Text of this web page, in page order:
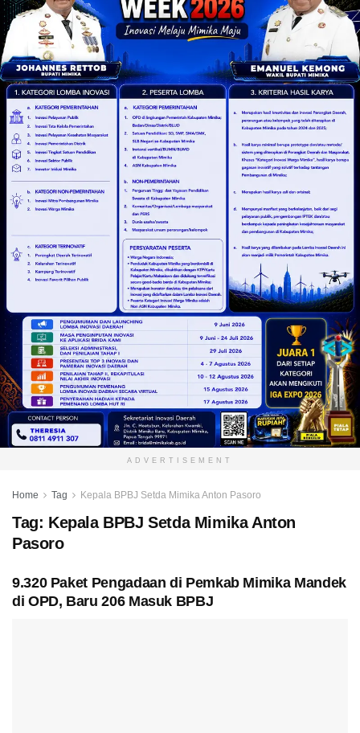
ADVERTISEMENT
Home Tag Kepala BPBJ Setda Mimika Anton Pasoro
Tag: Kepala BPBJ Setda Mimika Anton
Pasoro
9.320 Paket Pengadaan di Pemkab Mimika Mandek
di OPD, Baru 206 Masuk BPBJ